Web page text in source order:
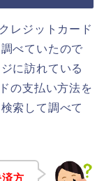
レジットカード
べていたので
に訪れている
の支払い方法を
索して調べて
方